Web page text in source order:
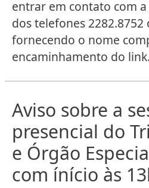
entrar em contato com
dos telefones 2282.8752
fornecendo o nome
encaminhamento do link.
Aviso sobre a
presencial do
e Órgão
com ínício às